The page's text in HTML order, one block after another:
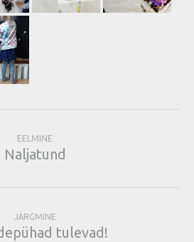
EELMINE
Naljatund
JÄRGMINE
tulevad!